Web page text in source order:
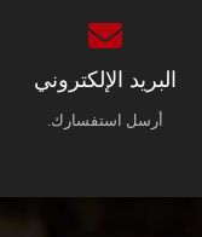
البريد الإلكتروني
أرسل استفسارك.